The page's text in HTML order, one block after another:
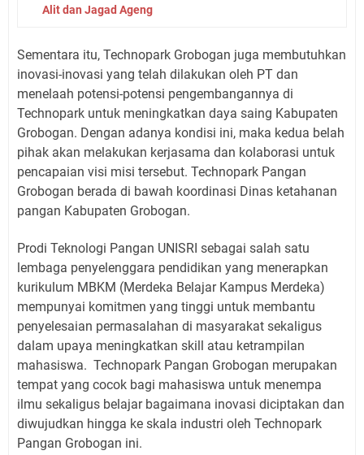
Alit dan Jagad Ageng
Sementara itu, Technopark Grobogan juga membutuhkan
inovasi-inovasi yang telah dilakukan oleh PT dan
menelaah potensi-potensi pengembangannya di
Technopark untuk meningkatkan daya saing Kabupaten
Grobogan. Dengan adanya kondisi ini, maka kedua belah
pihak akan melakukan kerjasama dan kolaborasi untuk
pencapaian visi misi tersebut. Technopark Pangan
Grobogan berada di bawah koordinasi Dinas ketahanan
pangan Kabupaten Grobogan.
Prodi Teknologi Pangan UNISRI sebagai salah satu
lembaga penyelenggara pendidikan yang menerapkan
kurikulum MBKM (Merdeka Belajar Kampus Merdeka)
mempunyai komitmen yang tinggi untuk membantu
penyelesaian permasalahan di masyarakat sekaligus
dalam upaya meningkatkan skill atau ketrampilan
mahasiswa. Technopark Pangan Grobogan merupakan
tempat yang cocok bagi mahasiswa untuk menempa
ilmu sekaligus belajar bagaimana inovasi diciptakan dan
diwujudkan hingga ke skala industri oleh Technopark
Pangan Grobogan ini.